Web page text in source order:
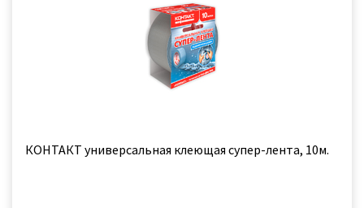
КОНТАКТ универсальная клеющая супер-лента, 10м.